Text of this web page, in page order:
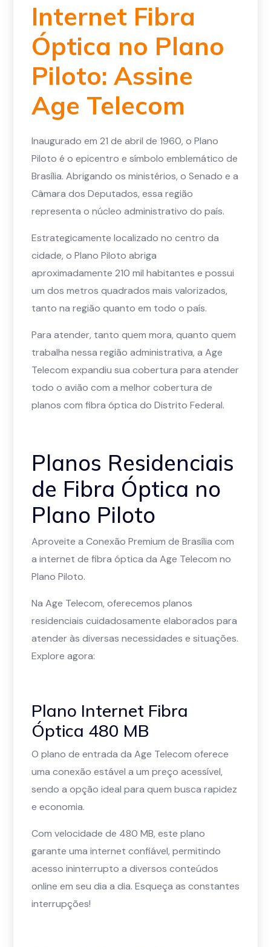
Internet Fibra
Óptica no Plano
Piloto: Assine
Age Telecom
Inaugurado em 21 de abril de 1960, o Plano
Piloto é o epicentro e símbolo emblemático de
Brasília. Abrigando os ministérios, o Senado e a
Câmara dos Deputados, essa região
representa o núcleo administrativo do país.
Estrategicamente localizado no centro da
cidade, o Plano Piloto abriga
aproximadamente 210 mil habitantes e possui
um dos metros quadrados mais valorizados,
tanto na região quanto em todo o país.
Para atender, tanto quem mora, quanto quem
trabalha nessa região administrativa, a Age
Telecom expandiu sua cobertura para atender
todo o avião com a melhor cobertura de
planos com fibra óptica do Distrito Federal.
Planos Residenciais
de Fibra Óptica no
Plano Piloto
Aproveite a Conexão Premium de Brasília com
a internet de fibra óptica da Age Telecom no
Plano Piloto.
Na Age Telecom, oferecemos planos
residenciais cuidadosamente elaborados para
atender às diversas necessidades e situações.
Explore agora:
Plano Internet Fibra
Óptica 480 MB
O plano de entrada da Age Telecom oferece
uma conexão estável a um preço acessível,
sendo a opção ideal para quem busca rapidez
e economia.
Com velocidade de 480 MB, este plano
garante uma internet confiável, permitindo
acesso ininterrupto a diversos conteúdos
online em seu dia a dia. Esqueça as constantes
interrupções!